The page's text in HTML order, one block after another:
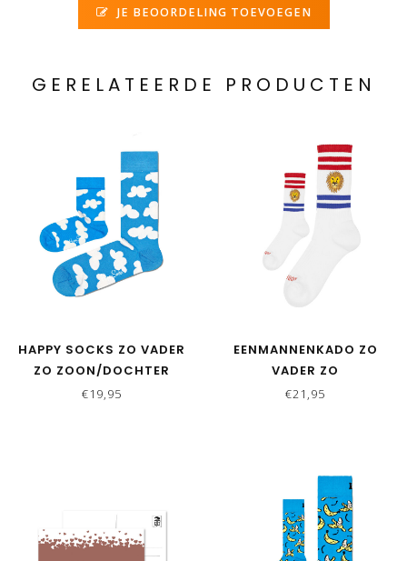
JE BEOORDELING TOEVOEGEN
GERELATEERDE PRODUCTEN
HAPPY SOCKS ZO VADER
ZO ZOON/DOCHTER
SOKKEN CLOUDY
€19,95
EENMANNENKADO ZO
VADER ZO
ZOON/DOCHTER SOKKEN
€21,95